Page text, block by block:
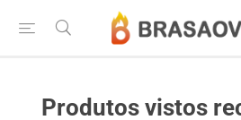
Produtos vistos